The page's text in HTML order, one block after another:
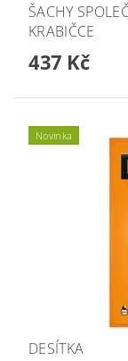
ŠACHY
KRABIČCE
437 Kč
Novinka
DESÍTKA